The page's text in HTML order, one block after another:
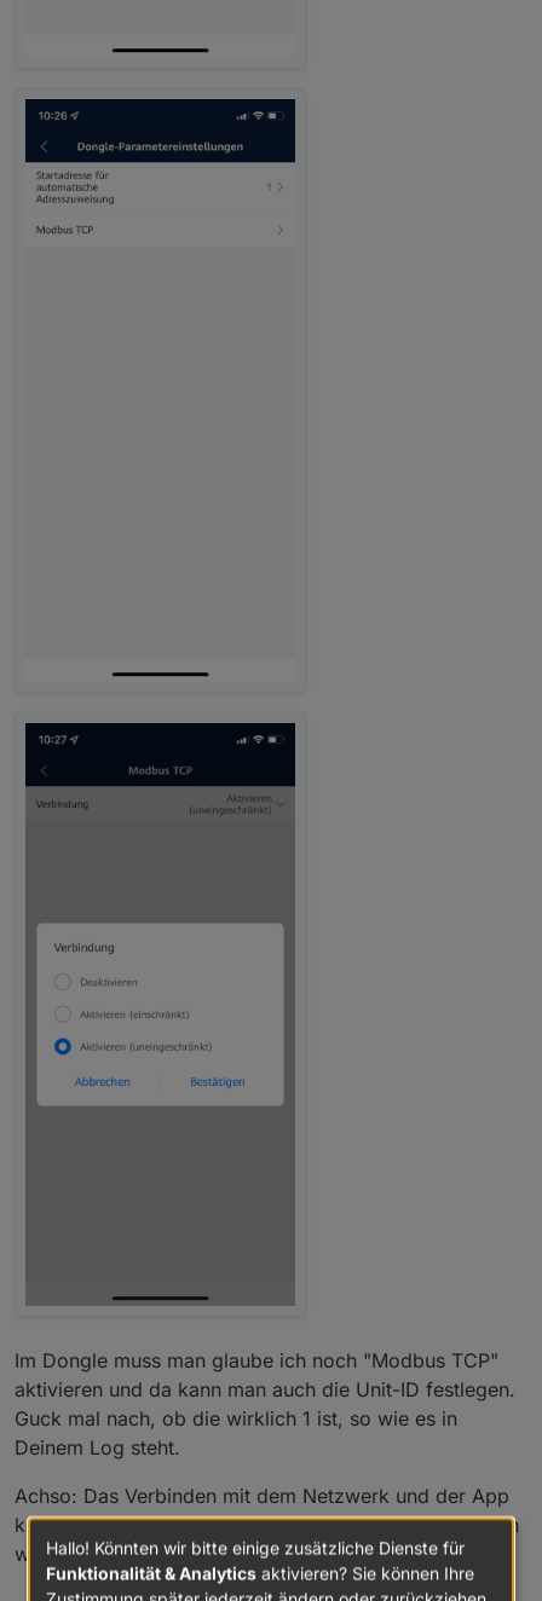
Im Dongle muss man glaube ich noch "Modbus TCP"
aktivieren und da kann man auch die Unit-ID festlegen.
Guck mal nach, ob die wirklich 1 ist, so wie es in
Deinem Log steht.
Achso: Das Verbinden mit dem Netzwerk und der App
klappt manchmal nur so lala. Bei mir geht es am Besten
wenn ich:
Hallo! Könnten wir bitte einige zusätzliche Dienste für
Funktionalität & Analytics aktivieren? Sie können Ihre